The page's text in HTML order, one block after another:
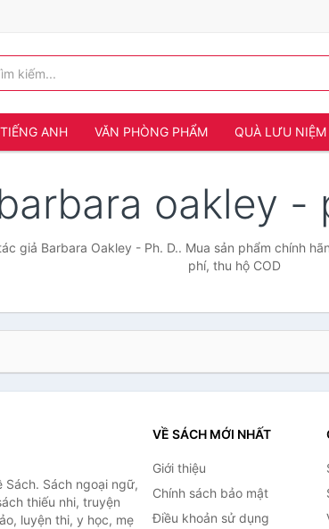
ANH VĂN PHÒNG PHẨM QUÀ LƯU NIỆM
oakley -
giả Barbara Oakley - Ph. D.. Mua sản phẩm chính
phí, thu hộ COD
Sách ngoại ngữ,
thiếu nhi, truyện
luyện thi, y học, mẹ
VỀ SÁCH MỚI NHẤT
Giới thiệu
Chính sách bảo mật
Điều khoản sử dụng